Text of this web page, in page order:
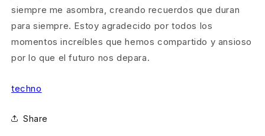
siempre me asombra, creando recuerdos que duran
para siempre. Estoy agradecido por todos los
momentos increíbles que hemos compartido y ansioso
por lo que el futuro nos depara.
techno
Share